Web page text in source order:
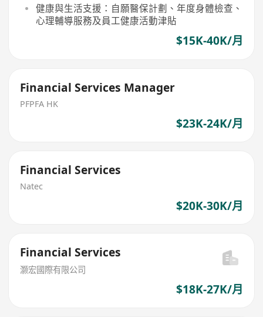
健康與生活支援：自願醫保計劃、年度身體檢查、
心理輔導服務及員工健康活動津貼
$15K-40K/月
Financial Services Manager
PFPFA HK
$23K-24K/月
Financial Services
Natec
$20K-30K/月
Financial Services
灏宏國際有限公司
$18K-27K/月